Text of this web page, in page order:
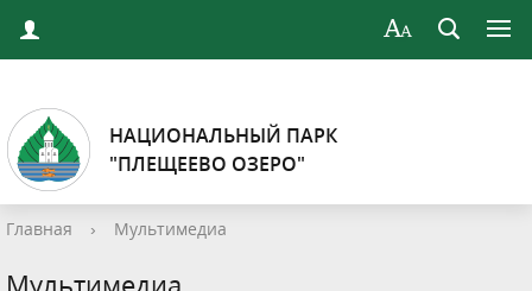
НАЦИОНАЛЬНЫЙ ПАРК
"ПЛЕЩЕЕВО ОЗЕРО"
Главная › Мультимедиа
Мультимедиа